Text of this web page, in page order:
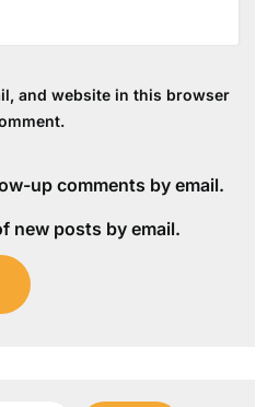
and website in this browser
up comments by email.
new posts by email.